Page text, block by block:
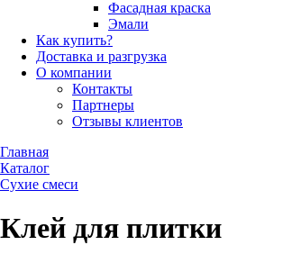
Фасадная краска
Эмали
Как купить?
Доставка и разгрузка
О компании
Контакты
Партнеры
Отзывы клиентов
Главная
Каталог
Сухие смеси
Клей для плитки